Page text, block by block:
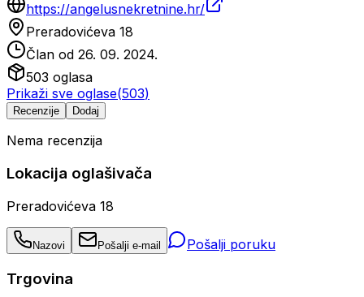
https://angelusnekretnine.hr/
Preradovićeva 18
Član od 26. 09. 2024.
503 oglasa
Prikaži sve oglase(503)
Recenzije Dodaj
Nema recenzija
Lokacija oglašivača
Preradovićeva 18
Nazovi Pošalji e-mail Pošalji poruku
Trgovina